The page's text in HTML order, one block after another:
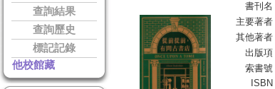
查詢結果
查詢歷史
標記記錄
他校館藏
書刊名
主要著者
其他著者
出版項
索書號
ISBN